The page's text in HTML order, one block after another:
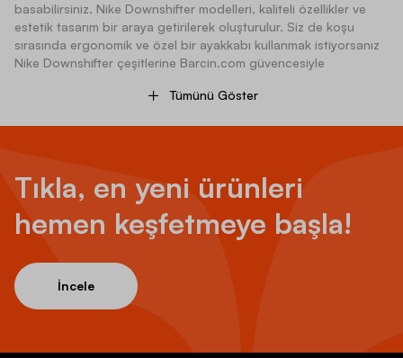
basabilirsiniz. Nike Downshifter modelleri, kaliteli özellikler ve
estetik tasarım bir araya getirilerek oluşturulur. Siz de koşu
sırasında ergonomik ve özel bir ayakkabı kullanmak istiyorsanız
Nike Downshifter çeşitlerine Barcin.com güvencesiyle
çıkan koşu ayakkabıları arasında yer alır. Hafif yapıları sayesinde
ayakta ağırlık yapmayan ayakkabı, koşu sırasında fazla yük
taşımanızın önüne geçer. Bu sayede kolayca hızlanabilir ve
ekstra efor sarf etmeden sporu tamamlayabilirsiniz.Nike
Downshifter, geçmişten bugüne geliştirilerek tasarlanan bir
koleksiyona sahiptir. Nike Downshifter 7’den Nike Downshifter 9
modeline kadar farklı tasarımlar arasında sürekli olarak rahatlık
Orta Taban Desteği:Ayak tabanı girintili ve çıkıntılı bir yapıya
Tümünü Göster
Tıkla, en yeni ürünleri
hemen keşfetmeye başla!
İncele